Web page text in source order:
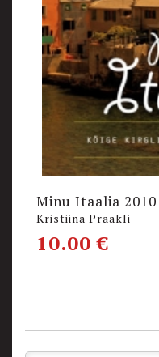
Minu Itaalia 2010
Kristiina Praakli
10.00€